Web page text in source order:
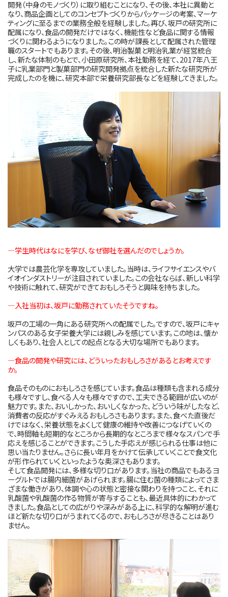
開発（中身のモノづくり）に取り組むことになり、その後、本社に異動と
なり、商品企画としてのコンセプトづくりからパッケージの考案、マーケ
ティングに至るまでの業務全般を経験しました。再び、坂戸の研究所に
配属になり、食品の開発だけではなく、機能性など食品に関する情報
づくりに関わるようになりました。この時が課長として配属された管理
職のスタートでもあります。その後、明治製菓と明治乳業が経営統合
し、新たな体制のもとで、小田原研究所、本社勤務を経て、2017年八王
子に乳業部門と製菓部門の研究開発拠点を統合した新たな研究所が
完成したのを機に、研究本部で栄養研究部長などを経験してきました。
―学生時代はなにを学び、なぜ御社を選んだのでしょうか。
大学では農芸化学を専攻していました。当時は、ライフサイエンスやバ
イオインダストリーが注目されていました。この会社ならば、新しい科学
や技術に触れて、研究ができておもしろそうと興味を持ちました。
―入社当初は、坂戸に勤務されていたそうですね。
坂戸の工場の一角にある研究所への配属でした。ですので、坂戸にキャ
ンパスのある女子栄養大学には親しみを感じています。この地は、懐か
しくもあり、社会人としての起点となる大切な場所でもあります。
―食品の開発や研究には、どういったおもしろさがあるとお考えです
か。
食品そのものにおもしろさを感じています。食品は種類も含まれる成分
も様々ですし、食べる人々も様々ですので、工夫できる範囲が広いのが
魅力です。また、おいしかった、おいしくなかった、どういう味がしたなど、
消費者の反応がすぐみえるおもしろさもあります。また、食べた直後だ
けではなく、栄養状態をよくして健康の維持や改善につなげていくの
で、時間軸も短期的なところから長期的なところまで様々なスパンで手
応えを感じることができます。こうした手応えが感じられる仕事は他に
思い当たりません。さらに長い年月をかけて伝承していくことで食文化
が形作られていくといったような奥深さもあります。
そして食品開発には、多様な切り口があります。当社の商品でもあるヨ
ーグルトでは腸内細菌があげられます。腸に住む菌の種類によってさま
ざまな働きがあり、体調や心の状態と密接な関わりを持つこと、それに
乳酸菌や乳酸菌の作る物質が寄与することも、最近具体的にわかって
きました。食品としての広がりや深みがある上に、科学的な解明が進む
ほど新たな切り口がうまれてくるので、おもしろさが尽きることはあり
ません。